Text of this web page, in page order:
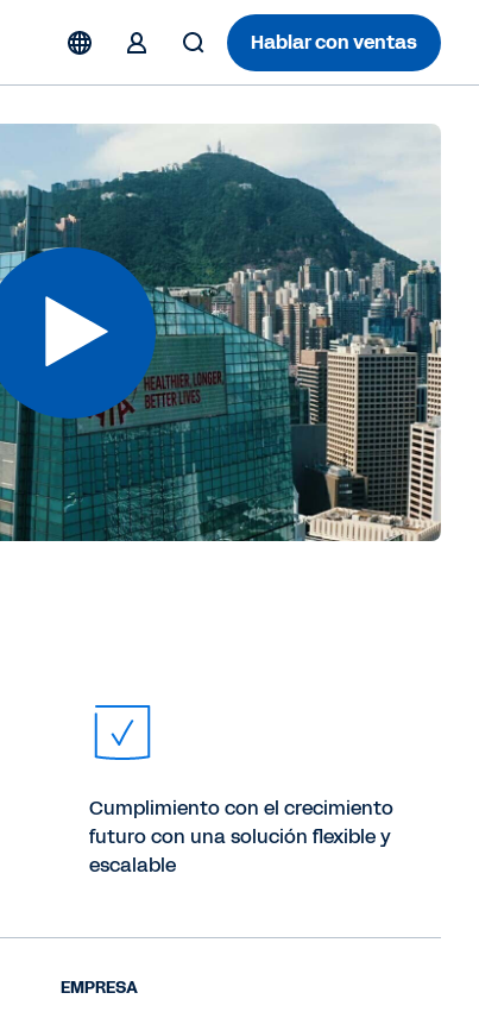
Hablar con ventas
Cumplimiento con el crecimiento
futuro con una solución flexible y
escalable
EMPRESA